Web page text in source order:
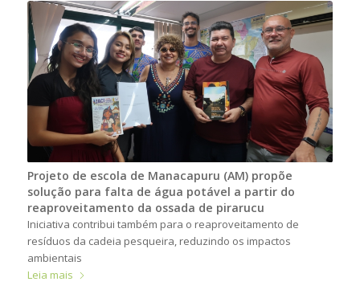
Projeto de escola de Manacapuru (AM) propõe
solução para falta de água potável a partir do
reaproveitamento da ossada de pirarucu
Iniciativa contribui também para o reaproveitamento de
resíduos da cadeia pesqueira, reduzindo os impactos
ambientais
Leia mais